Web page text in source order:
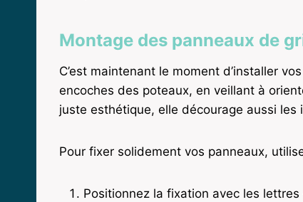
Montage des panneaux de
C’est maintenant le moment d’installer vos
encoches des poteaux, en veillant à
juste esthétique, elle décourage aussi les
Pour fixer solidement vos panneaux,
Positionnez la fixation avec les lettres